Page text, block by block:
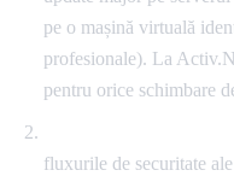
pe o mașină virtuală
profesionale). La
pentru orice schimbare
fluxurile de securitate